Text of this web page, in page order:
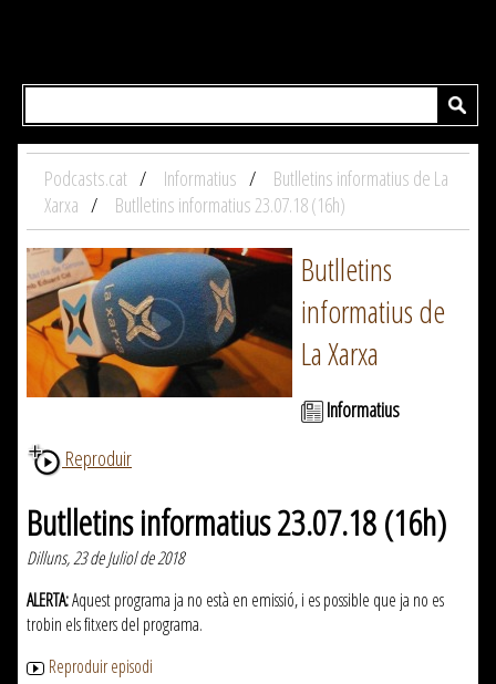
Podcasts.cat Informatius
Butlletins informatius de La
Xarxa
Butlletins informatius 23.07.18 (16h)
Butlletins
informatius de
La Xarxa
Informatius
Reproduir
Butlletins informatius 23.07.18 (16h)
Dilluns, 23 de Juliol de 2018
ALERTA:Aquest programa ja no està en emissió, i es possible que ja no es
trobin els fitxers del programa.
Reproduir episodi